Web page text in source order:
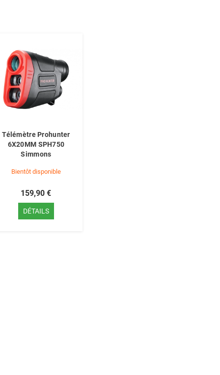
Télémètre Prohunter
6X20MM SPH750
Simmons
Bientôt disponible
159,90 €
DÉTAILS